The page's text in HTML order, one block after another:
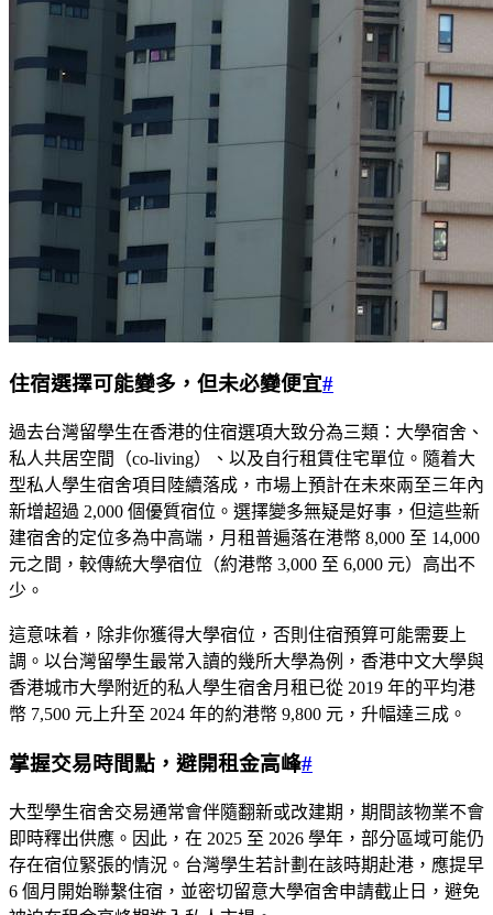
住宿選擇可能變多，但未必變便宜#
過去台灣留學生在香港的住宿選項大致分為三類：大學宿舍、
私人共居空間（co-living）、以及自行租賃住宅單位。隨着大
型私人學生宿舍項目陸續落成，市場上預計在未來兩至三年內
新增超過 2,000 個優質宿位。選擇變多無疑是好事，但這些新
建宿舍的定位多為中高端，月租普遍落在港幣 8,000 至 14,000
元之間，較傳統大學宿位（約港幣 3,000 至 6,000 元）高出不
少。
這意味着，除非你獲得大學宿位，否則住宿預算可能需要上
調。以台灣留學生最常入讀的幾所大學為例，香港中文大學與
香港城市大學附近的私人學生宿舍月租已從 2019 年的平均港
幣 7,500 元上升至 2024 年的約港幣 9,800 元，升幅達三成。
掌握交易時間點，避開租金高峰#
大型學生宿舍交易通常會伴隨翻新或改建期，期間該物業不會
即時釋出供應。因此，在 2025 至 2026 學年，部分區域可能仍
存在宿位緊張的情況。台灣學生若計劃在該時期赴港，應提早
6 個月開始聯繫住宿，並密切留意大學宿舍申請截止日，避免